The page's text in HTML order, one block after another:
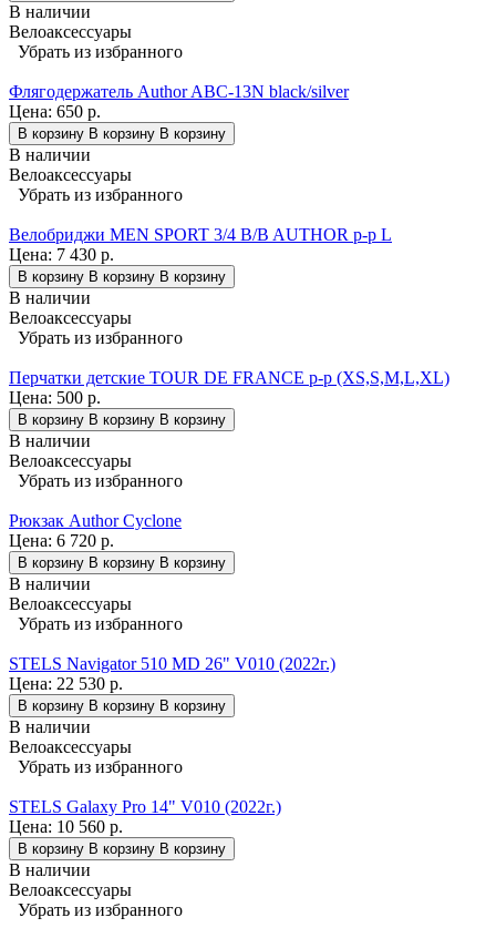
В наличии
Велоаксессуары
Убрать из избранного
Флягодержатель Author ABC-13N black/silver
Цена: 650 р.
В корзину В корзину В корзину
В наличии
Велоаксессуары
Убрать из избранного
Велобриджи MEN SPORT 3/4 B/B AUTHOR р-р L
Цена: 7 430 р.
В корзину В корзину В корзину
В наличии
Велоаксессуары
Убрать из избранного
Перчатки детские TOUR DE FRANCE р-р (XS,S,M,L,XL)
Цена: 500 р.
В корзину В корзину В корзину
В наличии
Велоаксессуары
Убрать из избранного
Рюкзак Author Cyclone
Цена: 6 720 р.
В корзину В корзину В корзину
В наличии
Велоаксессуары
Убрать из избранного
STELS Navigator 510 MD 26" V010 (2022г.)
Цена: 22 530 р.
В корзину В корзину В корзину
В наличии
Велоаксессуары
Убрать из избранного
STELS Galaxy Pro 14" V010 (2022г.)
Цена: 10 560 р.
В корзину В корзину В корзину
В наличии
Велоаксессуары
Убрать из избранного